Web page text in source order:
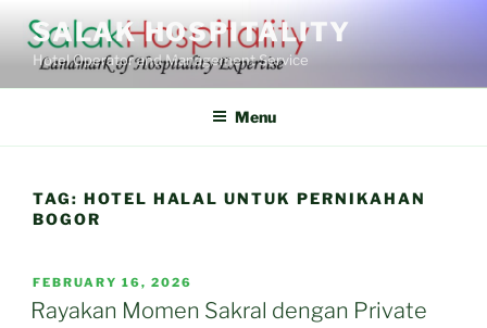
content
SALAK HOSPITALITY
Hotel Operator and Management Service
Menu
TAG: HOTEL HALAL UNTUK PERNIKAHAN
BOGOR
POSTED
ON
FEBRUARY 16, 2026
Rayakan Momen Sakral dengan Private